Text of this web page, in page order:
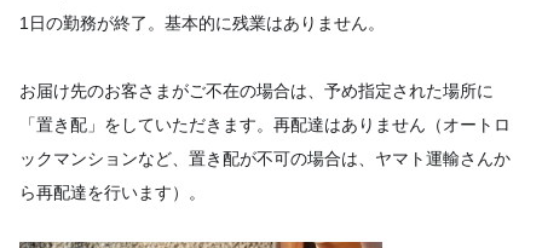
1日の勤務が終了。基本的に残業はありません。
お届け先のお客さまがご不在の場合は、予め指定された場所に
「置き配」をしていただきます。再配達はありません（オートロ
ックマンションなど、置き配が不可の場合は、ヤマト運輸さんか
ら再配達を行います）。